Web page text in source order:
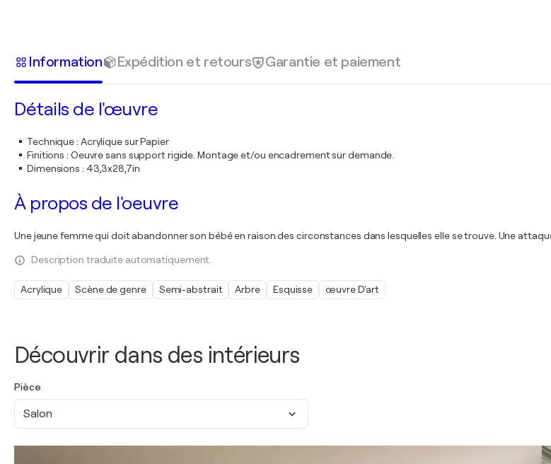
Découvrir dans des intérieurs
Pièce
Salon
Information Expédition et retours Garantie et paiement
Détails de l'œuvre
Technique: Acrylique sur Papier
Finitions : Oeuvre sans support rigide. Montage et/ou encadrement sur demande.
Dimensions : 43,3x28,7in
À propos de l'oeuvre
Une jeune femme qui doit abandonner son bébé en raison des circonstances dans lesquelles elle se trouve. Une
Description traduite automatiquement.
Acrylique Scène de genre Semi-abstrait Arbre Esquisse œuvre D'art